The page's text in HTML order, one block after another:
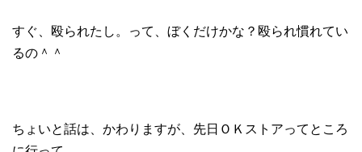
すぐ、殴られたし。って、ぼくだけかな？殴られ慣れてい
るの＾＾
ちょいと話は、かわりますが、先日ＯＫストアってところ